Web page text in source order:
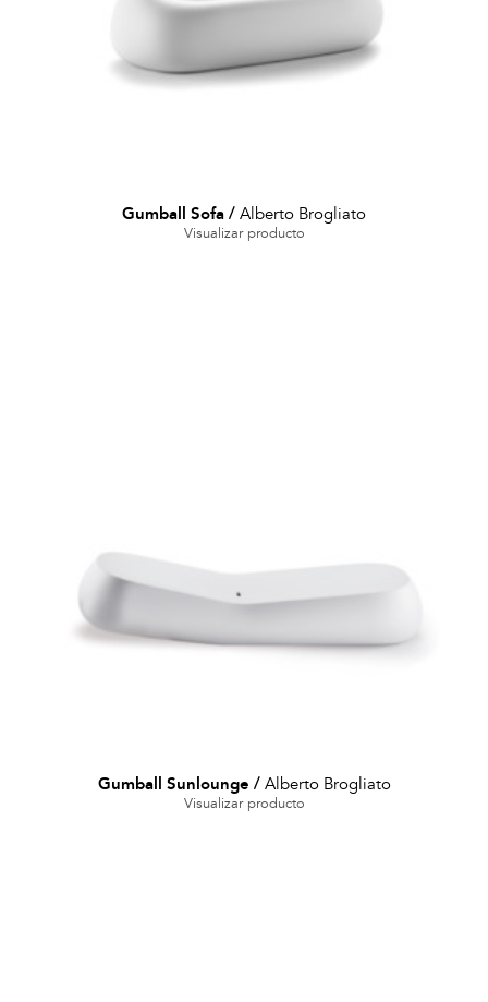
Gumball Sofa / Alberto Brogliato
Visualizar producto
Gumball Sunlounge / Alberto Brogliato
Visualizar producto